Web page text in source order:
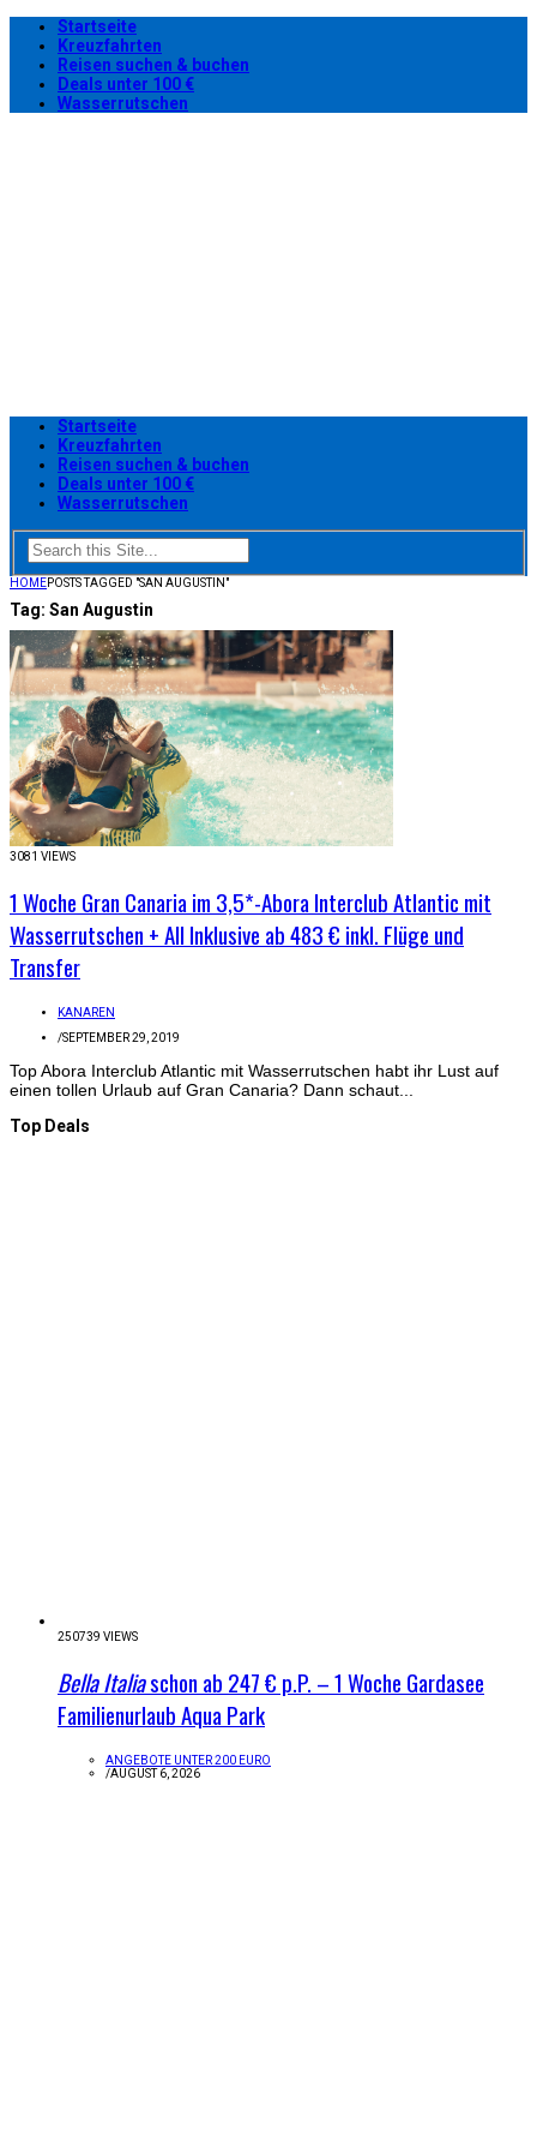
Startseite
Kreuzfahrten
Reisen suchen & buchen
Deals unter 100 €
Wasserrutschen
Startseite
Kreuzfahrten
Reisen suchen & buchen
Deals unter 100 €
Wasserrutschen
HOMEPOSTS TAGGED "SAN AUGUSTIN"
Tag: San Augustin
3081 VIEWS
1 Woche Gran Canaria im 3,5*-Abora Interclub Atlantic mit
Wasserrutschen + All Inklusive ab 483 € inkl. Flüge und
Transfer
KANAREN
/SEPTEMBER 29, 2019
Top Abora Interclub Atlantic mit Wasserrutschen habt ihr Lust auf
einen tollen Urlaub auf Gran Canaria? Dann schaut...
Top Deals
250739 VIEWS
Bella Italiaschon ab 247 € p.P. – 1 Woche Gardasee
Familienurlaub Aqua Park
ANGEBOTE UNTER 200 EURO
/AUGUST 6, 2026